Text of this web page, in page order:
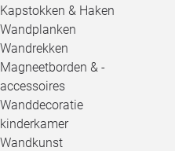
Kapstokken & Haken
Wandplanken
Wandrekken
Magneetborden & -
accessoires
Wanddecoratie
kinderkamer
Wandkunst